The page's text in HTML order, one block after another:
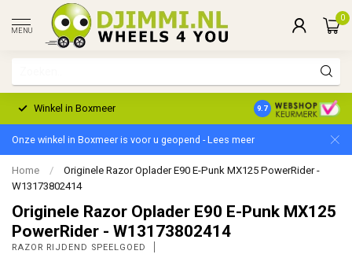
MENU
0
Winkel in Boxmeer 2 Jaar Garantie
9.7
Onze winkel in Boxmeer is voor u geopend - Lees meer
Home /
Originele Razor Oplader E90 E-Punk MX125 PowerRider -
W13173802414
Originele Razor Oplader E90 E-Punk MX125
PowerRider - W13173802414
RAZOR RIJDEND SPEELGOED